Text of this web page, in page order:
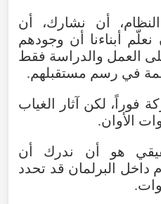
النظام، أن نشارك، أن
نعلّم أبناءنا أن وجودهم
العمل والدراسة فقط
في رسم مستقبلهم.
فوراً، لكن آثار
الغياب
الأوان.
هو أن ندرك
أن
داخل البرلمان قد تحدد
.